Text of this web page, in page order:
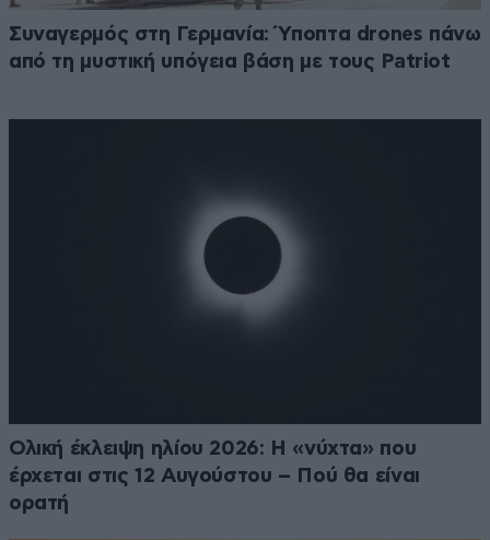
Συναγερμός στη Γερμανία: Ύποπτα drones πάνω
από τη μυστική υπόγεια βάση με τους Patriot
Ολική έκλειψη ηλίου 2026: Η «νύχτα» που
έρχεται στις 12 Αυγούστου – Πού θα είναι
ορατή